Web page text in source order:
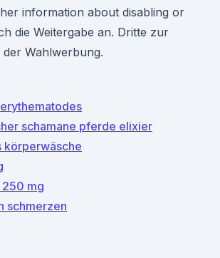
information about disabling or
die Weitergabe an. Dritte zur
Wahlwerbung.
schamane pferde elixier
körperwäsche
mg
schmerzen